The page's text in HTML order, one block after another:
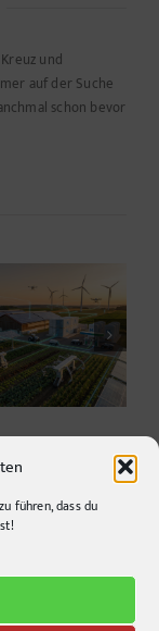
führen, dass du
und
auf der Suche
schon bevor
Agrarwelt 2035 –
Landwirtschaft nach
dem Wendepunkt*